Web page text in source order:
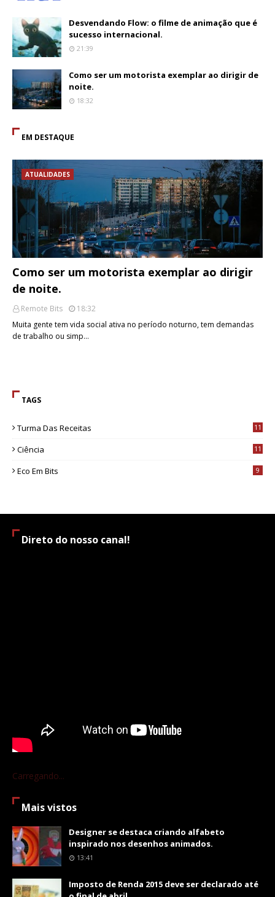
Desvendando Flow: o filme de animação que é
sucesso internacional.
21:39
Como ser um motorista exemplar ao dirigir de
noite.
18:32
EM DESTAQUE
ATUALIDADES
Como ser um motorista exemplar ao dirigir
de noite.
Remote Bits
18:32
Muita gente tem vida social ativa no período noturno, tem demandas
de trabalho ou simp…
TAGS
Turma Das Receitas 11
Ciência 11
Eco Em Bits 9
Direto do nosso canal!
Carregando...
Mais vistos
Designer se destaca criando alfabeto
inspirado nos desenhos animados.
13:41
Imposto de Renda 2015 deve ser declarado até